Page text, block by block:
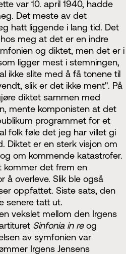
var 10. april 1940, hadde
Det meste av det
hatt liggende i lang tid. Det
meg at det er en indre
og diktet, men det er i
ligger mest i stemningen,
ikke slite med å få tonene til
slik er det ikke ment". På
diktet sammen med
mente komponisten at det
programmet for et
folk føle det jeg har villet gi
Diktet er en sterk visjon om
om kommende katastrofer.
kommer det frem en
å overleve. Slik ble også
oppfattet. Siste sats, den
senere tatt ut.
vekslet mellom den Irgens
Sinfonia in reog
av symfonien var
Irgens Jensens